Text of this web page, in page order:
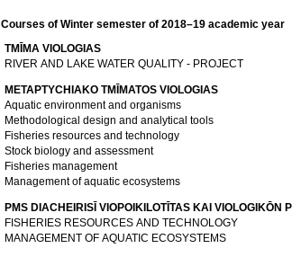
Courses of Winter semester of 2018–19 academic year
TMĪMA VIOLOGIAS
RIVER AND LAKE WATER QUALITY - PROJECT
METAPTYCΗIAKO TMĪMATOS VIOLOGIAS
Aquatic environment and organisms
Methodological design and analytical tools
Fisheries resources and technology
Stock biology and assessment
Fisheries management
Management of aquatic ecosystems
PMS DIACΗEIRISĪ VIOPOIKILOTĪTAS KAI VIOLOGIKŌN
FISHERIES RESOURCES AND TECHNOLOGY
MANAGEMENT OF AQUATIC ECOSYSTEMS